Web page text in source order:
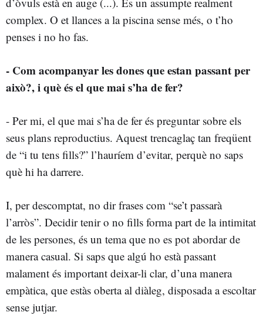
complex. O et llances a la piscina sense més, o t’ho
penses i no ho fas.
- Com acompanyar les dones que estan passant per
això?, i què és el que mai s’ha de fer?
- Per mi, el que mai s’ha de fer és preguntar sobre els
seus plans reproductius. Aquest trencaglaç tan freqüent
de “i tu tens fills?” l’hauríem d’evitar, perquè no saps
què hi ha darrere.
I, per descomptat, no dir frases com “se’t passarà
l’arròs”. Decidir tenir o no fills forma part de la intimitat
de les persones, és un tema que no es pot abordar de
manera casual. Si saps que algú ho està passant
malament és important deixar-li clar, d’una manera
empàtica, que estàs oberta al diàleg, disposada a escoltar
sense jutjar.